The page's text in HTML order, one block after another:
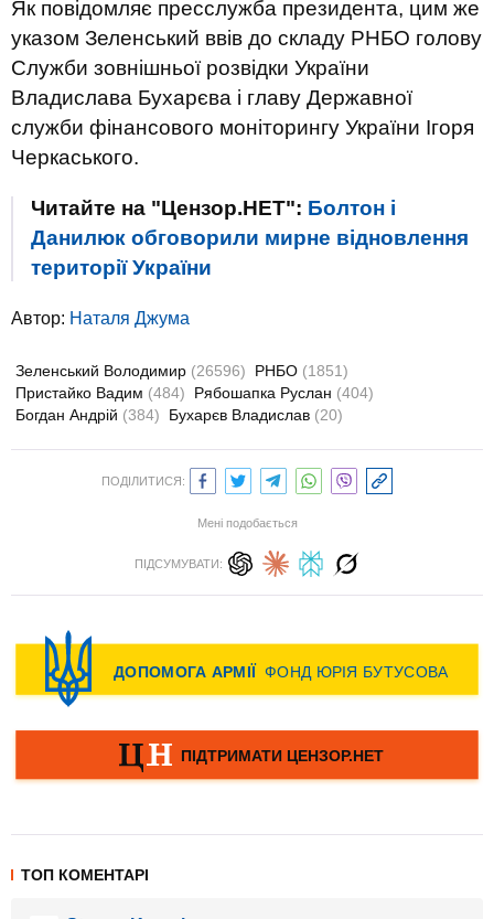
Як повідомляє пресслужба президента, цим же
указом Зеленський ввів до складу РНБО голову
Служби зовнішньої розвідки України
Владислава Бухарєва і главу Державної
служби фінансового моніторингу України Ігоря
Черкаського.
Читайте на "Цензор.НЕТ": Болтон і
Данилюк обговорили мирне відновлення
території України
Автор: Наталя Джума
Зеленський Володимир (26596) РНБО (1851)
Пристайко Вадим (484) Рябошапка Руслан (404)
Богдан Андрій (384) Бухарєв Владислав (20)
ПОДІЛИТИСЯ:
Мені подобається
ПІДСУМУВАТИ:
ТОП КОМЕНТАРІ